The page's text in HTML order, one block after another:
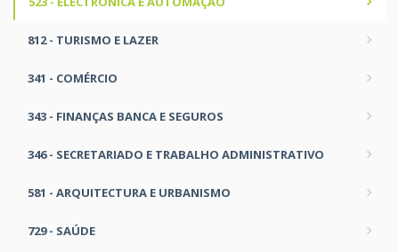
812 - TURISMO E LAZER
341 - COMÉRCIO
343 - FINANÇAS BANCA E SEGUROS
346 - SECRETARIADO E TRABALHO ADMINISTRATIVO
581 - ARQUITECTURA E URBANISMO
729 - SAÚDE